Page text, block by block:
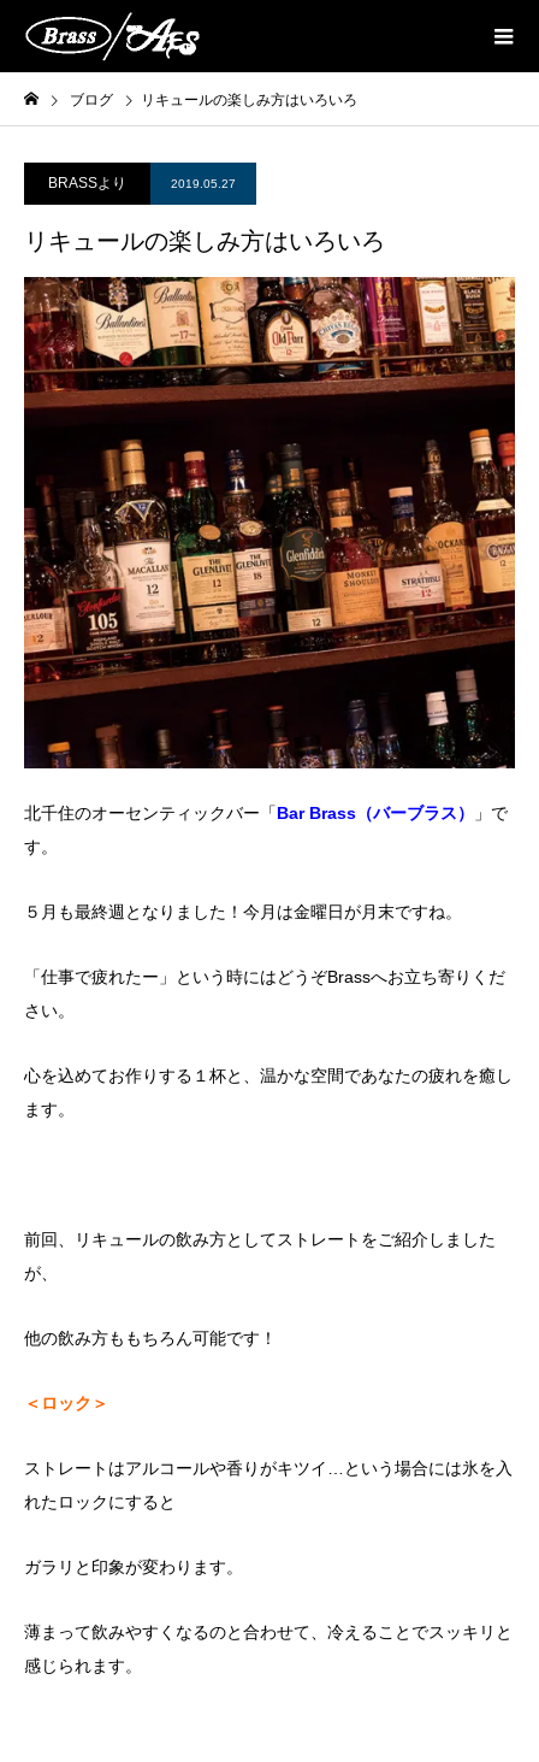
ブログ リキュールの楽しみ方はいろいろ
BRASSより 2019.05.27
リキュールの楽しみ方はいろいろ
北千住のオーセンティックバー「Bar Brass（バーブラス）
」で
す。
５月も最終週となりました！今月は金曜日が月末ですね。
「仕事で疲れたー」という時にはどうぞBrassへお立ち寄りくだ
さい。
心を込めてお作りする１杯と、温かな空間であなたの疲れを癒し
ます。
前回、リキュールの飲み方としてストレートをご紹介しました
が、
他の飲み方ももちろん可能です！
＜ロック＞
ストレートはアルコールや香りがキツイ…という場合には氷を入
れたロックにすると
ガラリと印象が変わります。
薄まって飲みやすくなるのと合わせて、冷えることでスッキリと
感じられます。